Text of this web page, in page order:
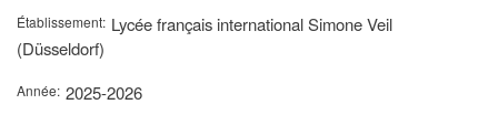
Établissement Lycée français international Simone Veil
(Düsseldorf)
Année 2025-2026